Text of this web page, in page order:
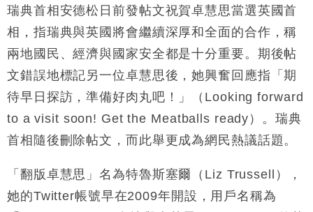
17:40
財經｜本港6月零售額連升14個月 珠寶鐘錶銷售升勢
最強
16:33
財經｜滙控重啟最多10億美元回購 派息比率目標維持
50%
瑞典首相安德松日前發帖文祝賀卓慧思當選英國首
相，指瑞典與英國將會繼續深厚和全面的合作，稱
兩地國民、經濟與國家安全都是十分重要。期後帖
文錯誤地標記另一位卓慧思後，她興奮回應指「期
待早日探訪，準備好肉丸吧！」（Looking forward
to a visit soon! Get the Meatballs ready）。瑞典
首相隨後刪除帖文，而此舉更成為網民熱議話題。
「翻版卓慧思」名為特魯斯塞爾（Liz Trussell），
她的Twitter帳號早在2009年開設，用戶名稱為